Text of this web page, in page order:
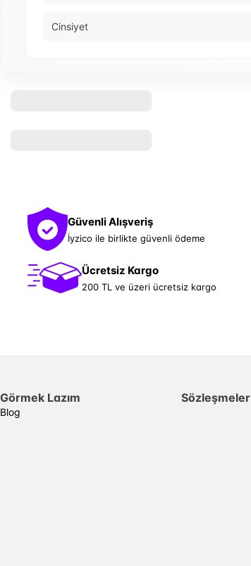
Cinsiyet
Güvenli Alışveriş
İyzico ile birlikte güvenli ödeme
Ücretsiz Kargo
200 TL ve üzeri ücretsiz kargo
Görmek Lazım
Blog
Sözleşmeler